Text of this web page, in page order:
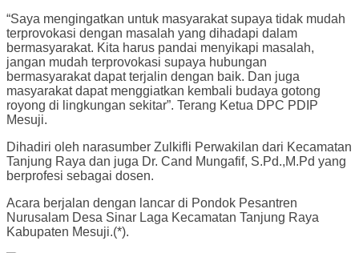
“Saya mengingatkan untuk masyarakat supaya tidak mudah
terprovokasi dengan masalah yang dihadapi dalam
bermasyarakat. Kita harus pandai menyikapi masalah,
jangan mudah terprovokasi supaya hubungan
bermasyarakat dapat terjalin dengan baik. Dan juga
masyarakat dapat menggiatkan kembali budaya gotong
royong di lingkungan sekitar”. Terang Ketua DPC PDIP
Mesuji.
Dihadiri oleh narasumber Zulkifli Perwakilan dari Kecamatan
Tanjung Raya dan juga Dr. Cand Mungafif, S.Pd.,M.Pd yang
berprofesi sebagai dosen.
Acara berjalan dengan lancar di Pondok Pesantren
Nurusalam Desa Sinar Laga Kecamatan Tanjung Raya
Kabupaten Mesuji.(*).